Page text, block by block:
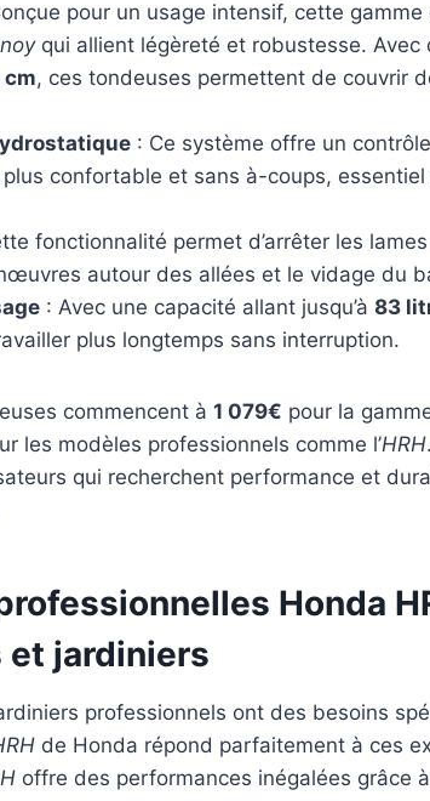
pour un usage intensif, cette
qui allient légèreté et robustesse. Avec
cm, ces tondeuses permettent de couvrir
: Ce système offre un
confortable et sans à-coups, essentiel
fonctionnalité permet d’arrêter les
autour des allées et le vidage du
: Avec une capacité allant jusqu’à 83
plus longtemps sans interruption.
commencent à 1 079€ pour la
les modèles professionnels comme l’HRH
qui recherchent performance et
Honda
et jardiniers
professionnels ont des besoins
de Honda répond parfaitement à ces
offre des performances inégalées grâce